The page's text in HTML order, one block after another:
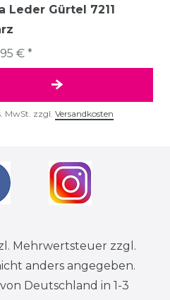
Leder Gürtel 7211
€ *
MwSt. zzgl. Versandkosten
Mehrwertsteuer zzgl.
anders angegeben.
Deutschland in 1-3